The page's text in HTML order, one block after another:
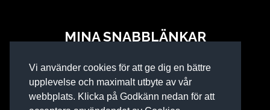
Vi använder cookies för att ge dig en bättre
upplevelse och maximalt utbyte av vår
webbplats. Klicka på Godkänn nedan för att
MINA SNABBLÄNKAR
Köpvillkor